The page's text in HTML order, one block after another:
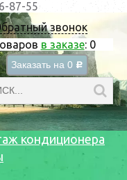
звонок
в заказе: 0
Заказать на 0 c
87-55
кондиционера